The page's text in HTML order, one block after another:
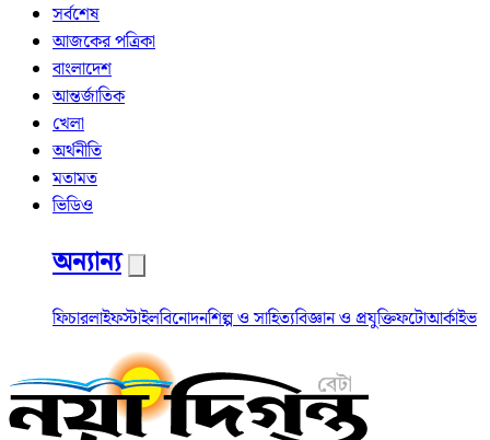
সর্বশেষ
আজকের পত্রিকা
বাংলাদেশ
আন্তর্জাতিক
খেলা
অর্থনীতি
মতামত
ভিডিও
অন্যান্য
ফিচারলাইফস্টাইলবিনোদনশিল্প ও সাহিত্যবিজ্ঞান ও প্রযুক্তিফটোআর্কাইভ